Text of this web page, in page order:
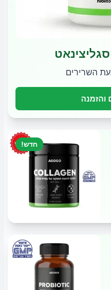
השרירים
והזמנה
חדש!